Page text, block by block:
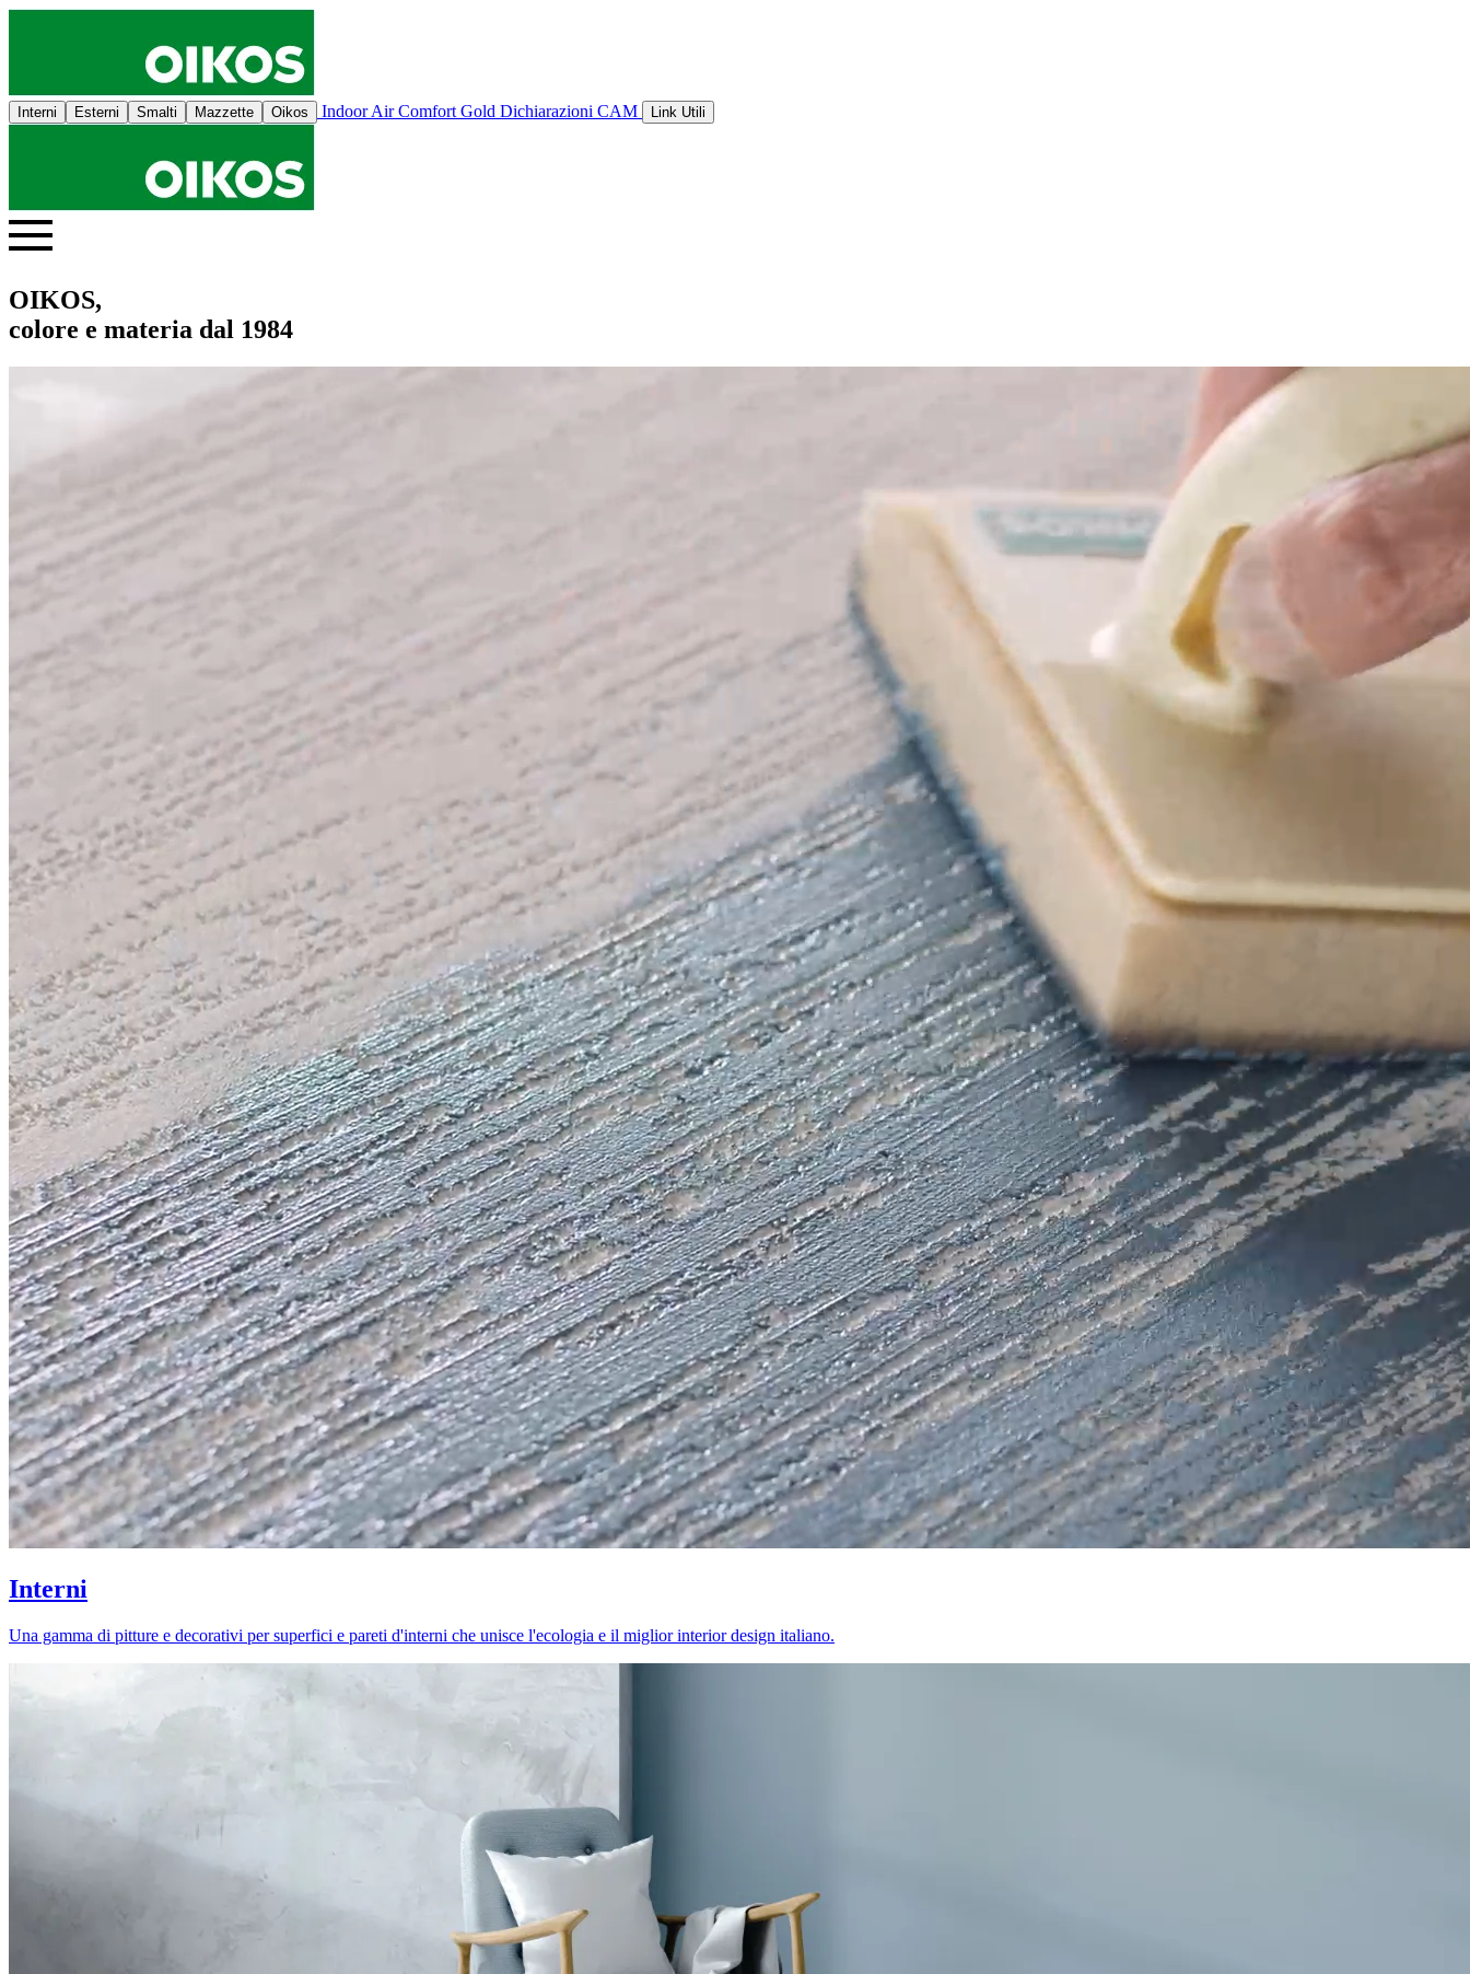
Interni Esterni Smalti Mazzette Oikos Indoor Air Comfort Gold Dichiarazioni CAM Link Utili
OIKOS,
colore e materia dal 1984
Interni
Una gamma di pitture e decorativi per superfici e pareti d'interni che unisce l'ecologia e il miglior interior design italiano.